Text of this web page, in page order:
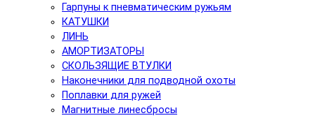
Гарпуны к пневматическим ружьям
КАТУШКИ
ЛИНЬ
АМОРТИЗАТОРЫ
СКОЛЬЗЯЩИЕ ВТУЛКИ
Наконечники для подводной охоты
Поплавки для ружей
Магнитные линесбросы